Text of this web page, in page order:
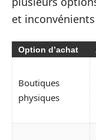
et
Option d’achat
Boutiques
physiques